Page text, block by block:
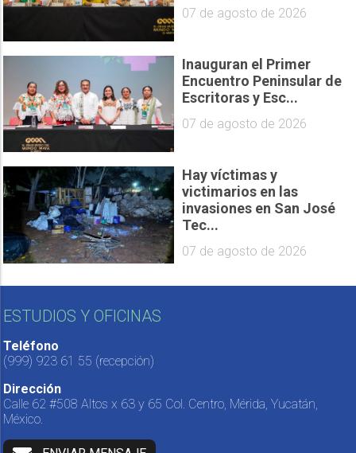
07 de agosto de 2026
Inauguran el Primer
Encuentro Peninsular de
Escritoras y Esc...
07 de agosto de 2026
Hay víctimas y
victimarios en las
invasiones en San José
Tec...
07 de agosto de 2026
ESTUDIOS Y OFICINAS
Teléfono
(999) 923 61 55 (recepción)
Dirección
Calle 62 #508 Altos x 63 y 65 Col. Centro, Mérida, Yucatán,
México.